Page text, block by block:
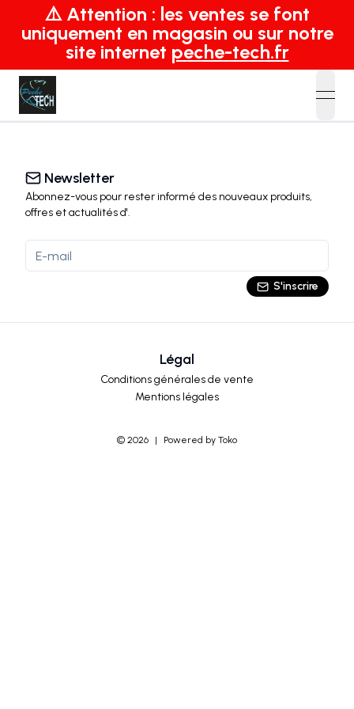
⚠️ Attention : les ventes se font
uniquement en magasin ou sur notre
site internet peche-tech.fr
Newsletter
Abonnez-vous pour rester informé des nouveaux produits,
offres et actualitésd'.
S'inscrire
Légal
Conditions générales de vente
Mentions légales
© 2026 | Powered by Toko